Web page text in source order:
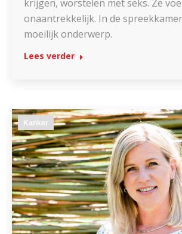
krijgen, worstelen met seks. Ze
onaantrekkelijk. In de
moeilijk onderwerp.
Lees verder
Kanker